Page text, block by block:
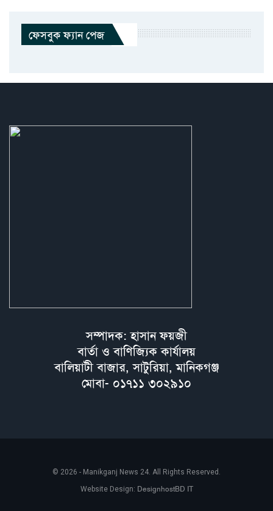
ফেসবুক ফ্যান পেজ
সম্পাদক: হাসান ফয়জী
বার্তা ও বাণিজ্যিক কার্যালয়
বালিয়াটী বাজার, সাটুরিয়া, মানিকগঞ্জ
মোবা- ০১৭১১ ৩০২৯১০
© 2026 - Manikganj News 24. All Rights Reserved.
Website Design: DesignhostBD IT